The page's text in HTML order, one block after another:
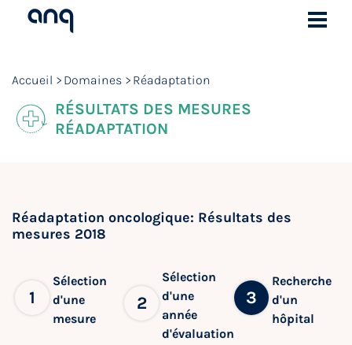
Accueil Domaines Réadaptation
RÉSULTATS DES MESURES
RÉADAPTATION
Réadaptation oncologique: Résultats des
mesures 2018
1
Sélection
d'une
mesure
2
Sélection
d'une
année
d'évaluation
3
Recherche
d'un
hôpital